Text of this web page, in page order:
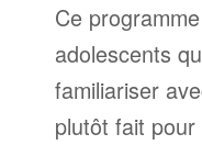
Ce
adolescents
familiariser
plutôt fait